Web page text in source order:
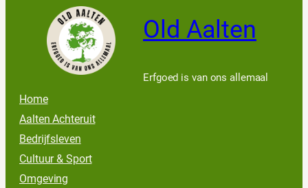
Old Aalten
Erfgoed is van ons allemaal
Home
Aalten Achteruit
Bedrijfsleven
Cultuur & Sport
Omgeving